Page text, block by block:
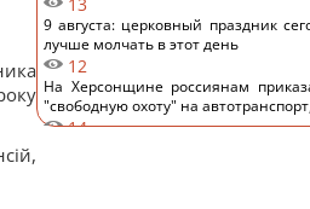
9 августа: церковный праздник
лучше молчать в этот день
12
На Херсонщине россиянам
"свободную охоту" на
14